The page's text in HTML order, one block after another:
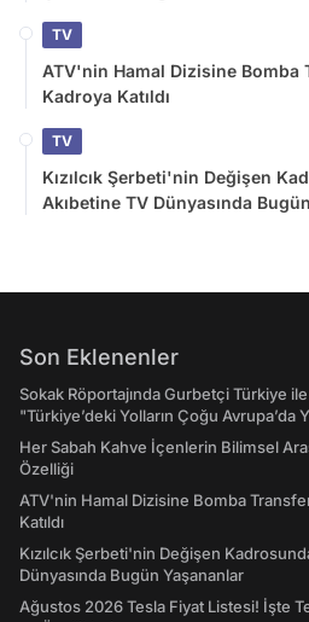
TV
ATV'nin Hamal Dizisine Bomba
Kadroya Katıldı
TV
Kızılcık Şerbeti'nin Değişen
Akıbetine TV Dünyasında
Son Eklenenler
Sokak Röportajında Gurbetçi Türkiye ile
"Türkiye’deki Yolların Çoğu Avrupa’da
Her Sabah Kahve İçenlerin Bilimsel
Özelliği
ATV'nin Hamal Dizisine Bomba
Katıldı
Kızılcık Şerbeti'nin Değişen
Dünyasında Bugün Yaşananlar
Ağustos 2026 Tesla Fiyat Listesi! İşte